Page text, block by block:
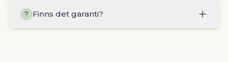
? Finns det garanti?